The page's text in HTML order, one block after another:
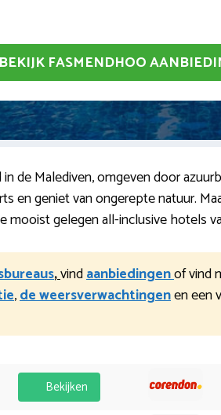
BEKIJK FASMENDHOO
de Malediven, omgeven door
en geniet van ongerepte natuur.
mooist gelegen all-inclusive hotels
,vindaanbiedingenof vind
,de weersverwachtingenen een
Bekijken